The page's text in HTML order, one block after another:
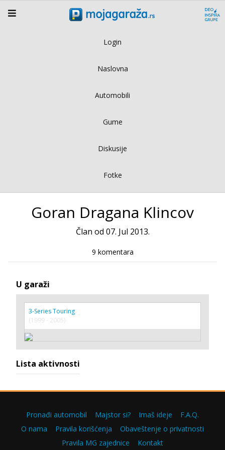
Login
Naslovna
Automobili
Gume
Diskusije
Fotke
Goran Dragana Klincov
Član od 07. Jul 2013.
9 komentara
U garaži
3-Series Touring
(1999 - 2005)
Lista aktivnosti
Pronađi automobil Majstor si? Imaš ideje
F.A.Q.
O nama
Pravila korišćenja
Obaveštenje o privatnosti
Pravila MG zajednice
Kontakt